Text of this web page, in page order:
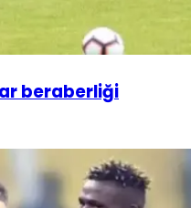
beraberliği